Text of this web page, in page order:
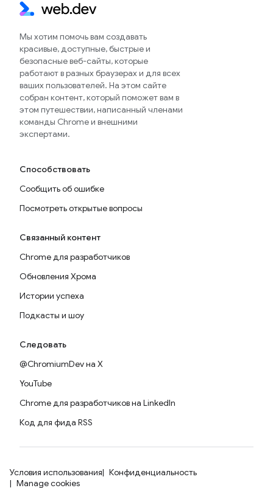
Мы хотим помочь вам создавать
красивые, доступные, быстрые и
безопасные веб-сайты, которые
работают в разных браузерах и для всех
ваших пользователей. На этом сайте
собран контент, который поможет вам в
этом путешествии, написанный членами
команды Chrome и внешними
экспертами.
Способствовать
Сообщить об ошибке
Посмотреть открытые вопросы
Связанный контент
Chrome для разработчиков
Обновления Хрома
Истории успеха
Подкасты и шоу
Следовать
@ChromiumDev на X
YouTube
Chrome для разработчиков на LinkedIn
Код для фида RSS
Условия использования
Конфиденциальность
Manage cookies